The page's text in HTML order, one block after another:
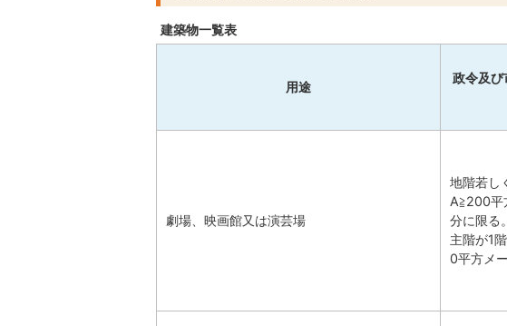
建築物一覧表
用途
政令及び
劇場、映画館又は演芸場
地階若し
A≧200平
分に限る
主階が1
0平方メ